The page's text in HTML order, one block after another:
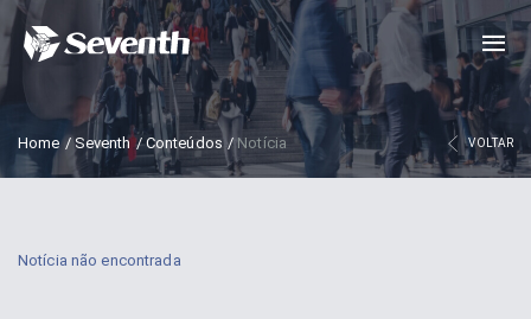
Home /Seventh /Conteúdos / Notícia VOLTAR
Notícia não encontrada